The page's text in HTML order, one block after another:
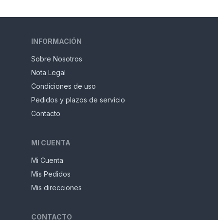
INFORMACIÓN
Sobre Nosotros
Nota Legal
Condiciones de uso
Pedidos y plazos de servicio
Contacto
MI CUENTA
Mi Cuenta
Mis Pedidos
Mis direcciones
CONTACTO